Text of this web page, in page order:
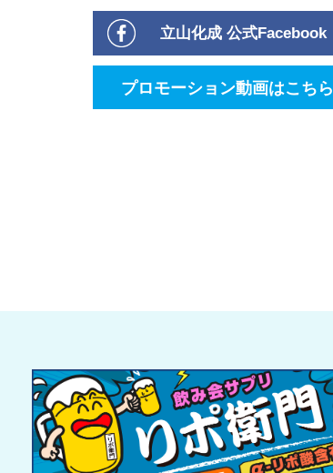
立山化成 公式Facebook
プロモーション動画はこちら